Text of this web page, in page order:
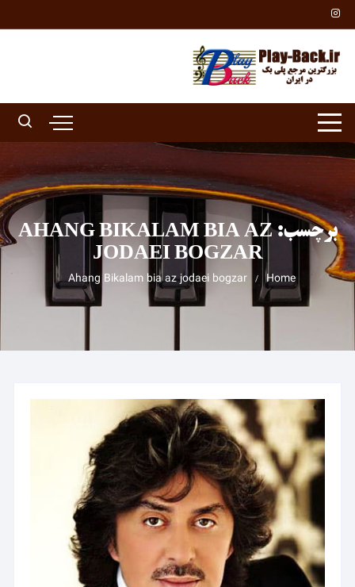
Skip
to
content
برچسب:AHANG BIKALAM BIA AZ
JODAEI BOGZAR
Home
Ahang Bikalam bia az jodaei bogzar